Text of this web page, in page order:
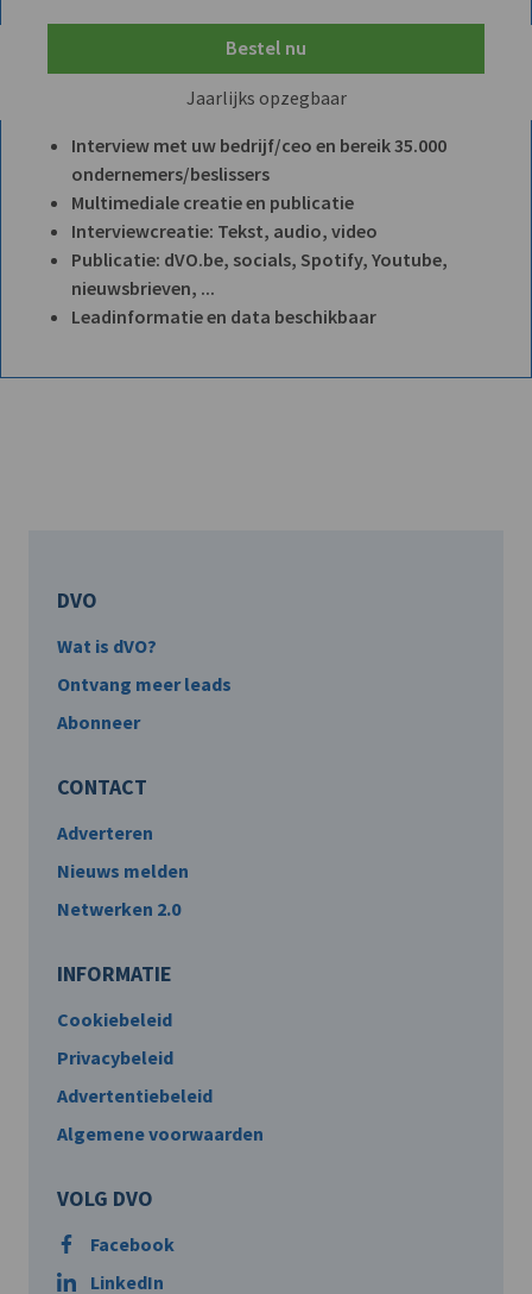
Bestel nu
Jaarlijks opzegbaar
Interview met uw bedrijf/ceo en bereik 35.000
ondernemers/beslissers
Multimediale creatie en publicatie
Interviewcreatie: Tekst, audio, video
Publicatie: dVO.be, socials, Spotify, Youtube,
nieuwsbrieven, ...
Leadinformatie en data beschikbaar
DVO
Wat is dVO?
Ontvang meer leads
Abonneer
CONTACT
Adverteren
Nieuws melden
Netwerken 2.0
INFORMATIE
Cookiebeleid
Privacybeleid
Advertentiebeleid
Algemene voorwaarden
VOLG DVO
Facebook
LinkedIn